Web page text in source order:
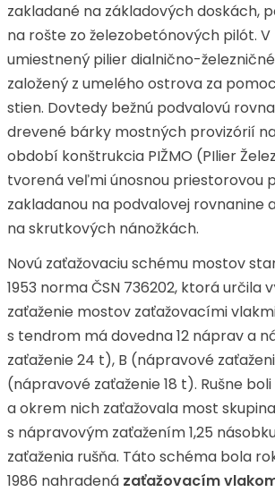
zakladané na základových doskách,
na rošte zo železobetónových pilót.
umiestnený pilier dialnično-
založený z umelého ostrova za
stien. Dovtedy bežnú podvalovú
drevené bárky mostných provizórií
období konštrukcia PIŽMO (PIlier
tvorená veľmi únosnou priestorovou
zakladanou na podvalovej rovnanine
na skrutkových nánožkách.
Novú zaťažovaciu schému mostov
1953 norma ČSN 736202, ktorá určila
zaťaženie mostov zaťažovacími
s tendrom má dovedna 12 náprav a
zaťaženie 24 t), B (nápravové
(nápravové zaťaženie 18 t). Rušne
a okrem nich zaťažovala most
s nápravovým zaťažením 1,25
zaťaženia rušňa. Táto schéma bola
1986 nahradená zaťažovacím